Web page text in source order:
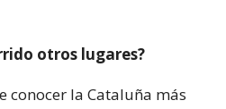
otros lugares?
conocer la Cataluña más